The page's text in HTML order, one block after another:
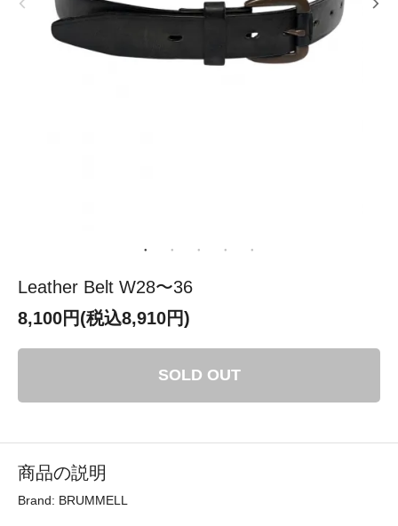
Leather Belt W28〜36
8,100円(税込8,910円)
SOLD OUT
商品の説明
Brand: BRUMMELL